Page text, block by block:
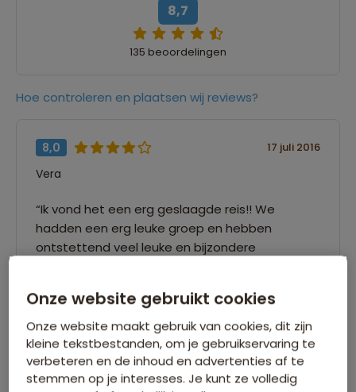
8,7
135 beoordelingen
Hoe controleren en plaatsen wij reviews?
8,0 17 juli 2016
Vera
“Ik vond het een erg geslaagde reis!! We
hadden een erg leuke groep en hebben
ontstettend veel leuke en bijzondere
dat onze reisleider zelf ook nog nooit in Turkije
was geweest. Hierdoor wist ze niet erh veel van
het land af.”
Onze website gebruikt cookies
Onze website maakt gebruik van cookies, dit zijn
kleine tekstbestanden, om je gebruikservaring te
verbeteren en de inhoud en advertenties af te
stemmen op je interesses. Je kunt ze volledig